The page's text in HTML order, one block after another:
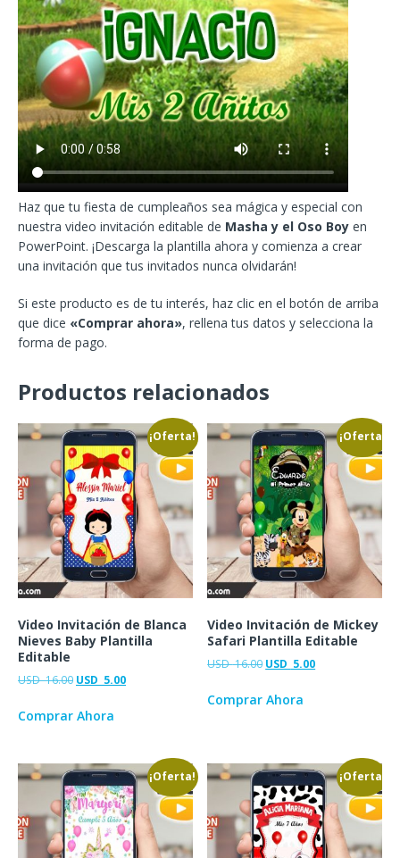
Haz que tu fiesta de cumpleaños sea mágica y especial con
nuestra video invitación editable de Masha y el Oso Boy en
PowerPoint. ¡Descarga la plantilla ahora y comienza a crear
una invitación que tus invitados nunca olvidarán!
Si este producto es de tu interés, haz clic en el botón de arriba
que dice «Comprar ahora», rellena tus datos y selecciona la
forma de pago.
Productos relacionados
¡Oferta!
Video Invitación de Blanca
Nieves Baby Plantilla
Editable
USD16.00 USD 5.00
Comprar Ahora
¡Oferta!
Video Invitación de Mickey
Safari Plantilla Editable
USD16.00 USD 5.00
Comprar Ahora
¡Oferta! ¡Oferta!